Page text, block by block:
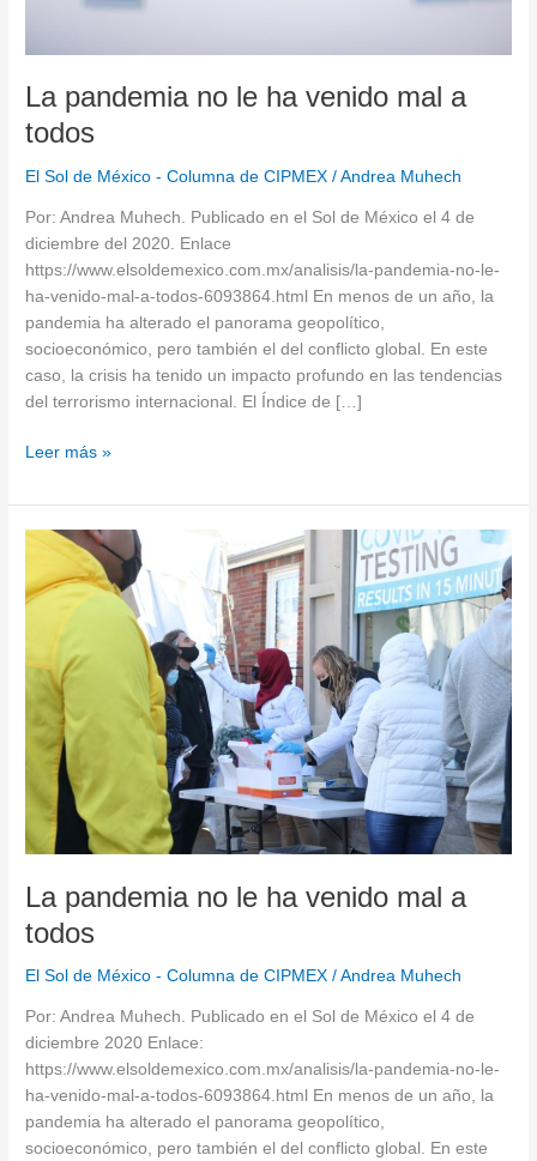
La pandemia no le ha venido mal a
todos
El Sol de México - Columna de CIPMEX /Andrea Muhech
Por: Andrea Muhech. Publicado en el Sol de México el 4 de
diciembre del 2020. Enlace
https://www.elsoldemexico.com.mx/analisis/la-pandemia-no-le-
ha-venido-mal-a-todos-6093864.html En menos de un año, la
pandemia ha alterado el panorama geopolítico,
socioeconómico, pero también el del conflicto global. En este
caso, la crisis ha tenido un impacto profundo en las tendencias
del terrorismo internacional. El Índice de […]
Leer más »
La pandemia no le ha venido mal a
todos
El Sol de México - Columna de CIPMEX /Andrea Muhech
Por: Andrea Muhech. Publicado en el Sol de México el 4 de
diciembre 2020 Enlace:
https://www.elsoldemexico.com.mx/analisis/la-pandemia-no-le-
ha-venido-mal-a-todos-6093864.html En menos de un año, la
pandemia ha alterado el panorama geopolítico,
socioeconómico, pero también el del conflicto global. En este
La
pandemia
no
venido
mal
a
todos